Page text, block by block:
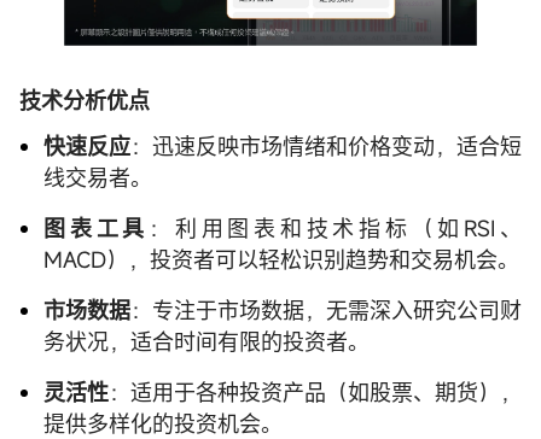
技术分析优点
快速反应：迅速反映市场情绪和价格变动，适合短
线交易者。
图表工具 ：利用图表和技术指标（如RSI、
MACD），投资者可以轻松识别趋势和交易机会。
市场数据：专注于市场数据，无需深入研究公司财
务状况，适合时间有限的投资者。
灵活性：适用于各种投资产品（如股票、期货），
提供多样化的投资机会。